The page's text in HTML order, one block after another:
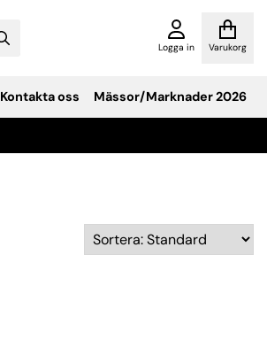
Logga in Varukorg
Kontakta oss Mässor/Marknader 2026